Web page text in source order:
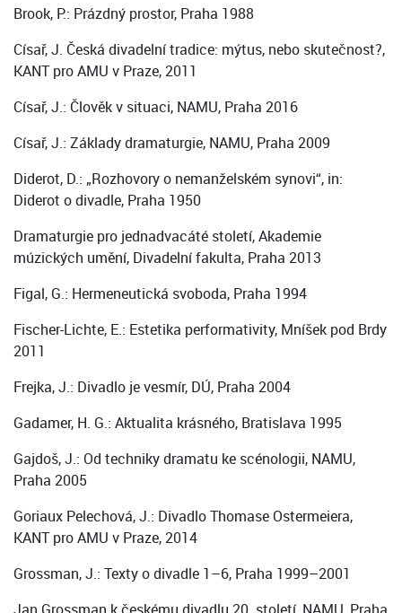
Brook, P.: Prázdný prostor, Praha 1988
Císař, J. Česká divadelní tradice: mýtus, nebo skutečnost?,
KANT pro AMU v Praze, 2011
Císař, J.: Člověk v situaci, NAMU, Praha 2016
Císař, J.: Základy dramaturgie, NAMU, Praha 2009
Diderot, D.: „Rozhovory o nemanželském synovi“, in:
Diderot o divadle, Praha 1950
Dramaturgie pro jednadvacáté století, Akademie
múzických umění, Divadelní fakulta, Praha 2013
Figal, G.: Hermeneutická svoboda, Praha 1994
Fischer-Lichte, E.: Estetika performativity, Mníšek pod Brdy
2011
Frejka, J.: Divadlo je vesmír, DÚ, Praha 2004
Gadamer, H. G.: Aktualita krásného, Bratislava 1995
Gajdoš, J.: Od techniky dramatu ke scénologii, NAMU,
Praha 2005
Goriaux Pelechová, J.: Divadlo Thomase Ostermeiera,
KANT pro AMU v Praze, 2014
Grossman, J.: Texty o divadle 1–6, Praha 1999–2001